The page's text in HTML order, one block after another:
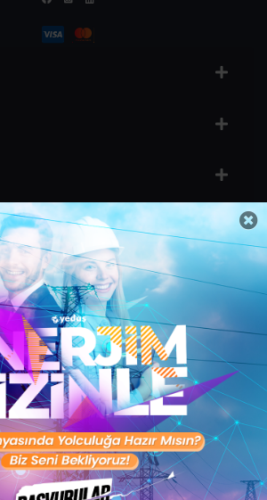
Kaynakları Danışmanlığı Limited Şirketi Özel İstihdam Bürosu
/ 11 / 2027 tarihleri arasında faaliyette bulunmak üzere, Türkiye İş
tarih ve 16998526 sayılı karar uyarınca 1251 nolu belge ile faaliyet